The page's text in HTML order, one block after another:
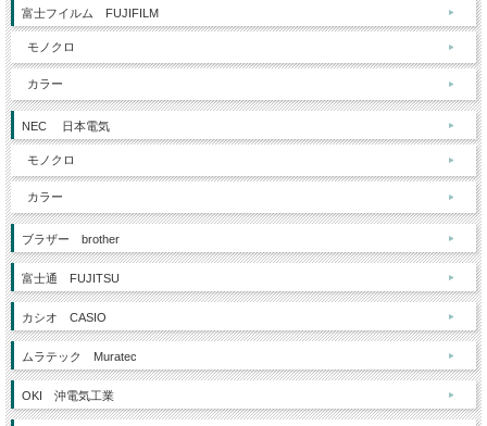
富士フイルム FUJIFILM
モノクロ
カラー
NEC 日本電気
モノクロ
カラー
ブラザー brother
富士通 FUJITSU
カシオ CASIO
ムラテック Muratec
OKI 沖電気工業